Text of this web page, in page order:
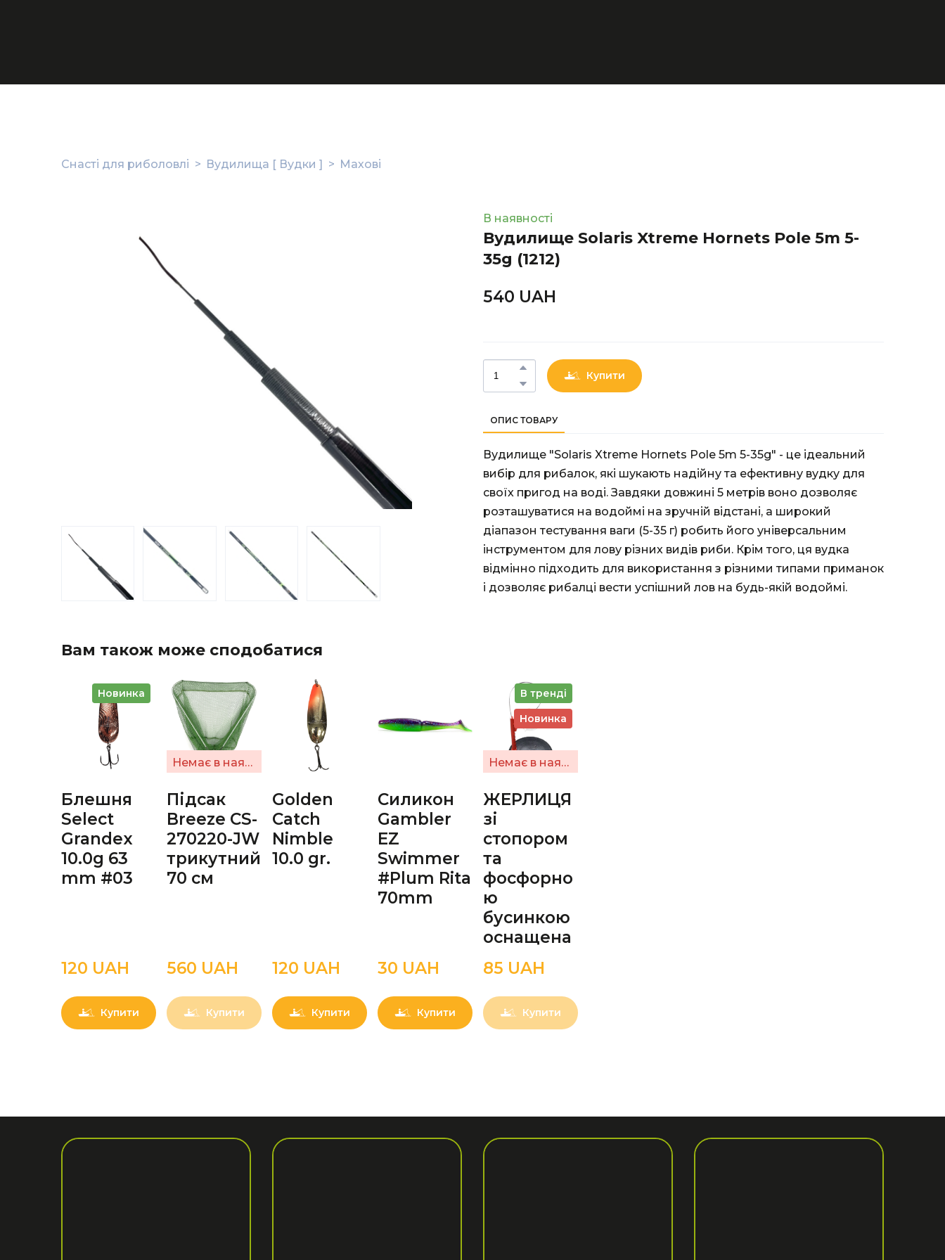
Снасті для риболовлі Вудилища [ Вудки ] Махові
В наявності
Вудилище Solaris Xtreme Hornets Pole 5m 5-
35g (1212)
540 UAН
Купити
ОПИС ТОВАРУ
Вудилище "Solaris Xtreme Hornets Pole 5m 5-35g" - це ідеальний
вибір для рибалок, які шукають надійну та ефективну вудку для
своїх пригод на воді. Завдяки довжині 5 метрів воно дозволяє
розташуватися на водоймі на зручній відстані, а широкий
діапазон тестування ваги (5-35 г) робить його універсальним
інструментом для лову різних видів риби. Крім того, ця вудка
відмінно підходить для використання з різними типами приманок
і дозволяє рибалці вести успішний лов на будь-якій водоймі.
Вам також може сподобатися
Новинка
Блешня
Select
Grandex
10.0g 63
mm #03
120 UAН
Купити
Немає в наявності
Підсак
Breeze СS-
270220-JW
трикутний
70 см
560 UAН
Купити
Golden
Catch
Nimble
10.0 gr.
120 UAН
Купити
Силикон
Gambler
EZ
Swimmer
#Plum Rita
70mm
30 UAН
Купити
В тренді
Новинка
Немає в наявності
ЖЕРЛИЦЯ
зі
стопором
та
фосфорно
ю
бусинкою
оснащена
85 UAН
Купити